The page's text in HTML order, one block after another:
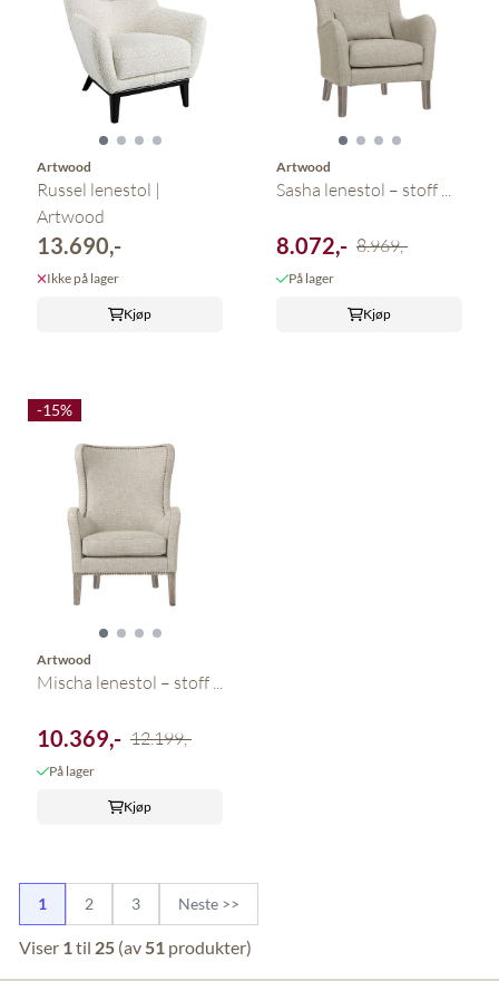
Artwood
Russel lenestol |
Artwood
13.690,-
Ikke på lager
Kjøp
Artwood
Sasha lenestol – stoff ...
8.072,- 8.969,-
På lager
Kjøp
-15%
Artwood
Mischa lenestol – stoff ...
10.369,- 12.199,-
På lager
Kjøp
1 2 3 Neste >>
Viser 1til 25(av51produkter)